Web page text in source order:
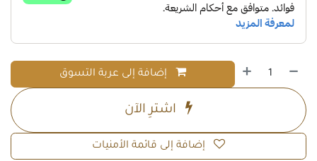
إضافة إلى عربة التسوق
اشترِ الآن
إضافة إلى قائمة الأمنيات